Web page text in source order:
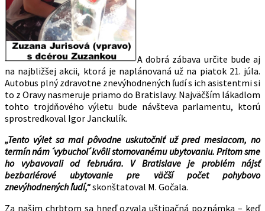
A dobrá zábava určite bude aj
na najbližšej akcii, ktorá je naplánovaná už na piatok 21. júla.
Autobus plný zdravotne znevýhodnených ľudí s ich asistentmi si
to z Oravy nasmeruje priamo do Bratislavy. Najväčším lákadlom
tohto trojdňového výletu bude návšteva parlamentu, ktorú
sprostredkoval Igor Janckulík.
„Tento výlet sa mal pôvodne uskutočniť už pred mesiacom, no
termín nám ˊvybucholˊ kvôli stornovanému ubytovaniu. Pritom sme
ho vybavovali od februára. V Bratislave je problém nájsť
bezbariérové ubytovanie pre väčší počet pohybovo
znevýhodnených ľudí,“skonštatoval M. Gočala.
Za našim chrbtom sa hneď ozvala uštipačná poznámka – keď